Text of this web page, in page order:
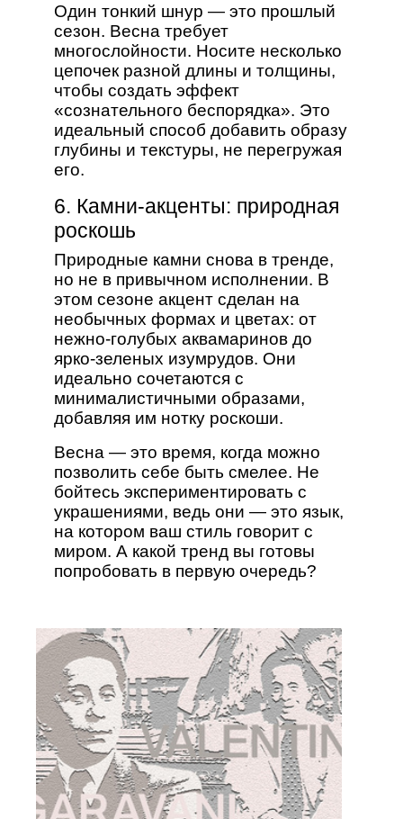
Один тонкий шнур — это прошлый
сезон. Весна требует
многослойности. Носите несколько
цепочек разной длины и толщины,
чтобы создать эффект
«сознательного беспорядка». Это
идеальный способ добавить образу
глубины и текстуры, не перегружая
его.
6. Камни-акценты: природная
роскошь
Природные камни снова в тренде,
но не в привычном исполнении. В
этом сезоне акцент сделан на
необычных формах и цветах: от
нежно-голубых аквамаринов до
ярко-зеленых изумрудов. Они
идеально сочетаются с
минималистичными образами,
добавляя им нотку роскоши.
Весна — это время, когда можно
позволить себе быть смелее. Не
бойтесь экспериментировать с
украшениями, ведь они — это язык,
на котором ваш стиль говорит с
миром. А какой тренд вы готовы
попробовать в первую очередь?